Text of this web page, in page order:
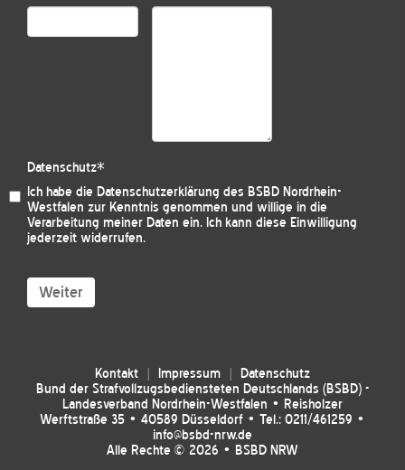
Datenschutz*
Ich habe die Datenschutzerklärung des BSBD Nordrhein-
Westfalen zur Kenntnis genommen und willige in die
Verarbeitung meiner Daten ein. Ich kann diese Einwilligung
jederzeit widerrufen.
Weiter
Kontakt Impressum
Datenschutz
Bund der Strafvollzugsbediensteten Deutschlands (BSBD) -
Landesverband Nordrhein-Westfalen • Reisholzer
Werftstraße 35 • 40589 Düsseldorf • Tel.: 0211/461259 •
info@bsbd-nrw.de
Alle Rechte © 2026 • BSBD NRW